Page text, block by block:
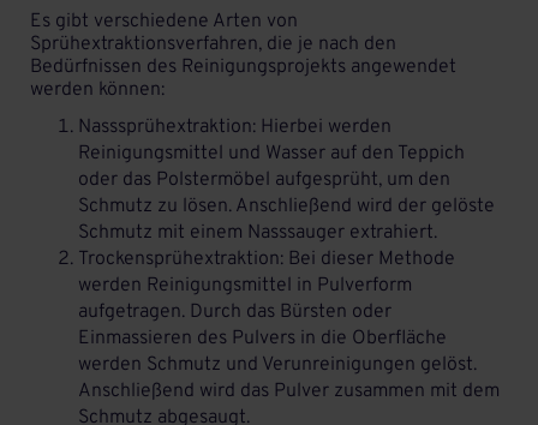
Es gibt verschiedene Arten von
Sprühextraktionsverfahren, die je nach den
Bedürfnissen des Reinigungsprojekts angewendet
werden können:
Nasssprühextraktion: Hierbei werden
Reinigungsmittel und Wasser auf den Teppich
oder das Polstermöbel aufgesprüht, um den
Schmutz zu lösen. Anschließend wird der gelöste
Schmutz mit einem Nasssauger extrahiert.
Trockensprühextraktion: Bei dieser Methode
werden Reinigungsmittel in Pulverform
aufgetragen. Durch das Bürsten oder
Einmassieren des Pulvers in die Oberfläche
werden Schmutz und Verunreinigungen gelöst.
Anschließend wird das Pulver zusammen mit dem
Schmutz abgesaugt.